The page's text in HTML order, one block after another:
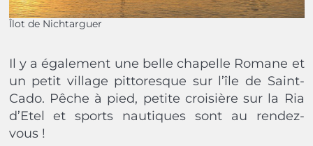
Îlot de Nichtarguer
Il y a également une belle chapelle Romane et
un petit village pittoresque sur l’île de Saint-
Cado. Pêche à pied, petite croisière sur la Ria
d’Etel et sports nautiques sont au rendez-
vous !